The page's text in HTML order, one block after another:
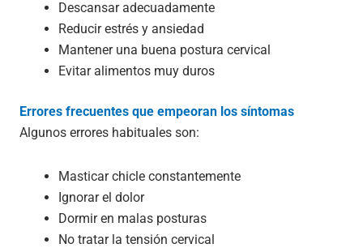
Descansar adecuadamente
Reducir estrés y ansiedad
Mantener una buena postura cervical
Evitar alimentos muy duros
Errores frecuentes que empeoran los síntomas
Algunos errores habituales son:
Masticar chicle constantemente
Ignorar el dolor
Dormir en malas posturas
No tratar la tensión cervical